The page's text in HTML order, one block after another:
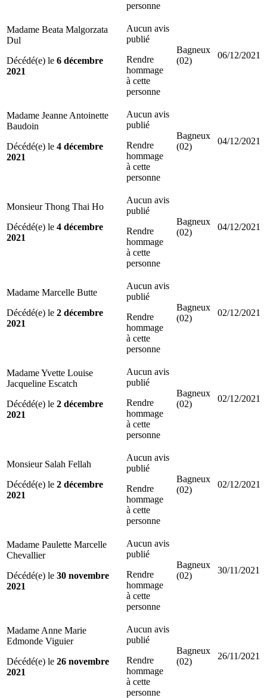
personne
Madame Beata Malgorzata
Dul
Décédé(e) le 6 décembre
2021
Aucun avis
publié
Rendre
hommage
à cette
personne
Bagneux
(02)
06/12/2021
Madame Jeanne Antoinette
Baudoin
Décédé(e) le 4 décembre
2021
Aucun avis
publié
Rendre
hommage
à cette
personne
Bagneux
(02)
04/12/2021
Monsieur Thong Thai Ho
Décédé(e) le 4 décembre
2021
Aucun avis
publié
Rendre
hommage
à cette
personne
Bagneux
(02)
04/12/2021
Madame Marcelle Butte
Décédé(e) le 2 décembre
2021
Aucun avis
publié
Rendre
hommage
à cette
personne
Bagneux
(02)
02/12/2021
Madame Yvette Louise
Jacqueline Escatch
Décédé(e) le 2 décembre
2021
Aucun avis
publié
Rendre
hommage
à cette
personne
Bagneux
(02)
02/12/2021
Monsieur Salah Fellah
Décédé(e) le 2 décembre
2021
Aucun avis
publié
Rendre
hommage
à cette
personne
Bagneux
(02)
02/12/2021
Madame Paulette Marcelle
Chevallier
Décédé(e) le 30 novembre
2021
Aucun avis
publié
Rendre
hommage
à cette
personne
Bagneux
(02)
30/11/2021
Madame Anne Marie
Edmonde Viguier
Décédé(e) le 26 novembre
2021
Aucun avis
publié
Rendre
hommage
à cette
personne
Bagneux
(02)
26/11/2021